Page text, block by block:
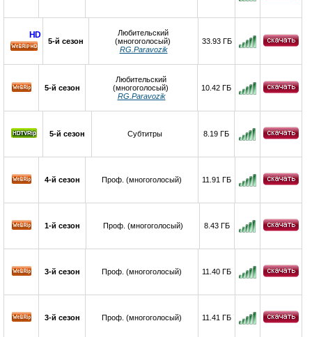
HD
5-й сезон
Любительский
(многоголосый)
RG.Paravozik
33.93 ГБ
5-й сезон
Любительский
(многоголосый)
RG.Paravozik
10.42 ГБ
5-й сезон Субтитры 8.19 ГБ
4-й сезон Проф. (многоголосый) 11.91 ГБ
1-й сезон Проф. (многоголосый) 8.43 ГБ
3-й сезон Проф. (многоголосый) 11.40 ГБ
3-й сезон Проф. (многоголосый) 11.41 ГБ